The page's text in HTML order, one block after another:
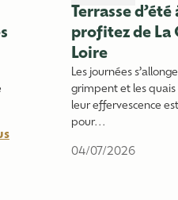
Terrasse
profitez de La
Loire
Les journées
grimpent et les
leur effervescence
pour...
04/07/2026